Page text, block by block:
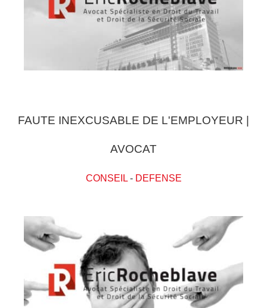
FAUTE INEXCUSABLE DE L'EMPLOYEUR |
AVOCAT
CONSEIL- DEFENSE